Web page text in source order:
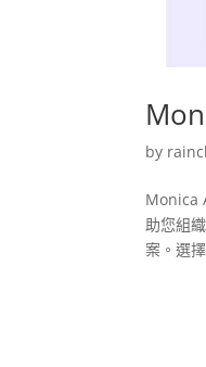
by
Monica
助您組
案。選